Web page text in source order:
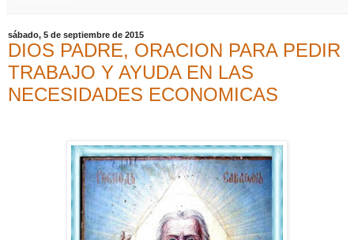
sábado, 5 de septiembre de 2015
DIOS PADRE, ORACION PARA PEDIR
TRABAJO Y AYUDA EN LAS
NECESIDADES ECONOMICAS